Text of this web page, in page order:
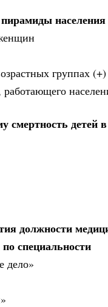
группах (+)
детей
должности
специальности
дело»